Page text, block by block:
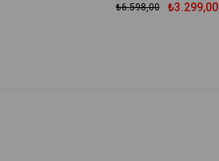
₺3.299,00
₺6.598,00